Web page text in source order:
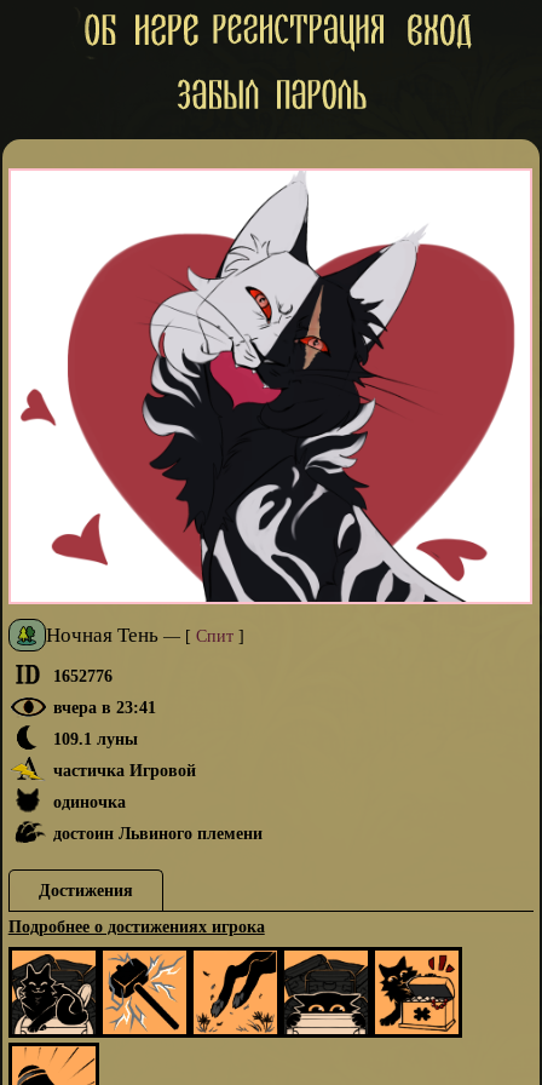
Ночная Тень— [ Спит]
1652776
вчера в 23:41
109.1 луны
частичка Игровой
одиночка
достоин Львиного племени
Достижения
Подробнее о достижениях игрока